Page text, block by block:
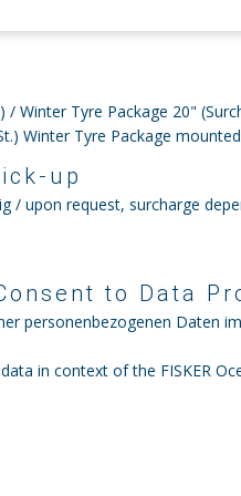
Winter Tyre Package 20"
Winter Tyre Package
up
/ upon request, surcharge
to Data
personenbezogenen Daten
in context of the FISKER